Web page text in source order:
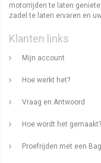
motorrijden te laten
zadel te laten ervaren en
Klanten links
Mijn account
Hoe werkt het?
Vraag en Antwoord
Hoe wordt het gemaakt?
Proefrijden met een